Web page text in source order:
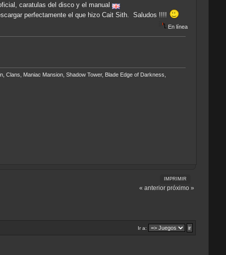
caratulas del disco y el manual
perfectamente el que hizo Cait Sith. Saludos !!!!
En línea
Clans, Maniac Mansion, Shadow Tower, Blade Edge of Darkness,
IMPRIMIR
« anterior próximo »
Ir a: